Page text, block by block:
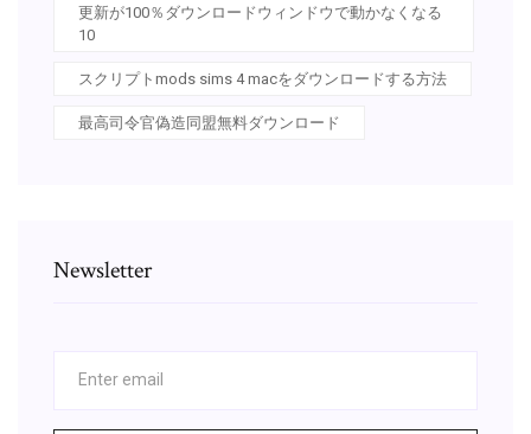
更新が100％ダウンロードウィンドウで動かなくなる
10
スクリプトmods sims 4 macをダウンロードする方法
最高司令官偽造同盟無料ダウンロード
Newsletter